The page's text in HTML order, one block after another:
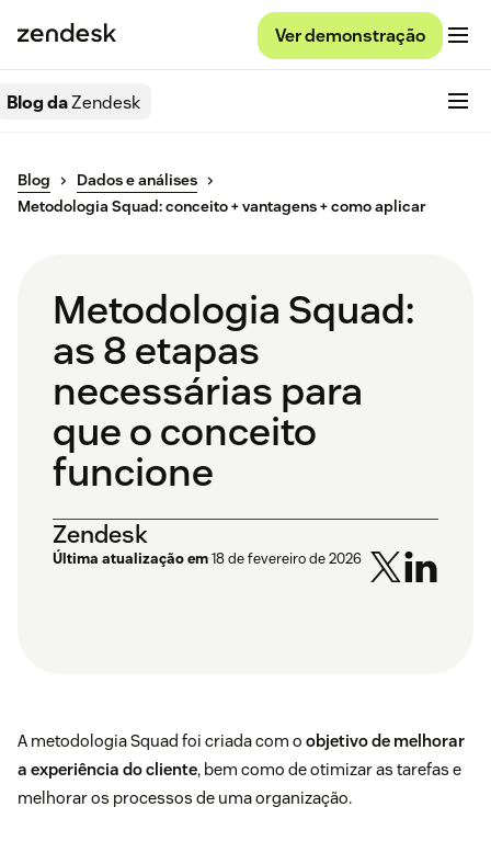
Ver demonstração
Blog daZendesk
Blog
Dados e análises
Metodologia Squad: conceito + vantagens + como aplicar
Metodologia Squad:
as 8 etapas
necessárias para
que o conceito
funcione
Zendesk
Última atualização em18 de fevereiro de 2026
A metodologia Squad foi criada com o objetivo de melhorar
a experiência do cliente, bem como de otimizar as tarefas e
melhorar os processos de uma organização.